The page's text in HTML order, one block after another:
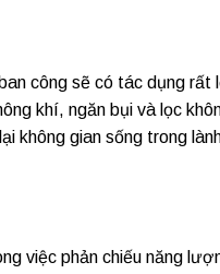
công sẽ có tác dụng rất
khí, ngăn bụi và lọc
không gian sống trong
việc phản chiếu năng